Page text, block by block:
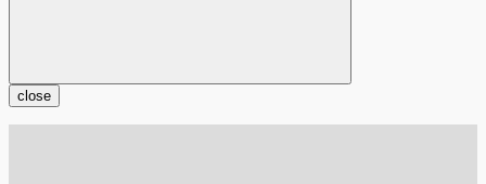
close